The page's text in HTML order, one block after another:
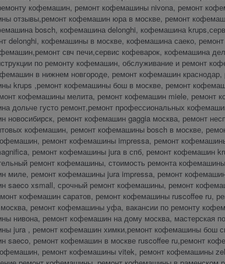
кофемашин, ремонт кофемашины nivona, ремонт
отзывы,ремонт кофемашин юра в москве, ремонт
bosch, кофемашина delonghi, кофемашина
delonghi, кофемашины в москве, кофемашина саеко,
свч печи,сервис кофеварок, кофемашина
по ремонту кофемашин, обслуживание и ремонт
в нижнем новгороде, ремонт кофемашин
krups ,ремонт кофемашины бош в москве, ремонт
кофемашины мелита, ремонт кофемашин miele, ремонт
дольче густо ремонт,ремонт профессиональных
новосибирск, ремонт кофемашин gaggia москва, ремонт
кофемашин, ремонт кофемашины bosch в москве,
ремонт кофемашины impressa, ремонт
ремонт кофемашины jura в спб, ремонт кофемашин
ремонт кофемашины, стоимость ремонта
миле, ремонт кофемашины jura impressa, ремонт
saeco xsmall, срочный ремонт кофемашины, ремонт
кофемашин саратов, ремонт кофемашины ruscoffee ru,
москва, ремонт кофемашины уфа, вакансии по ремонту
нивона, ремонт кофемашин на дому москва, мастерская
jura , ремонт кофемашин химки,ремонт кофемашины бош
saeco, ремонт кофемашин в москве ruscoffee ru,ремонт
ремонт кофемашины vitek, ремонт кофемашины